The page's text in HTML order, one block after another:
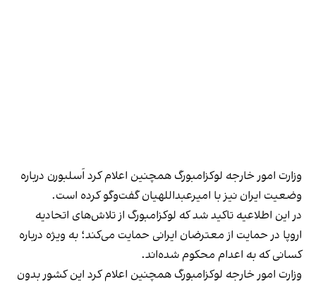
وزارت امور خارجه لوکزامبورگ همچنین اعلام کرد اَسلبورن درباره
وضعیت ایران نیز با امیرعبداللهیان گفت‌و‌گو کرده است.
در این اطلاعیه تاکید شد که لوکزامبورگ از تلاش‌های اتحادیه
اروپا در حمایت از معترضان ایرانی حمایت می‌کند؛ به ویژه درباره
کسانی که به اعدام محکوم شده‌اند.
وزارت امور خارجه لوکزامبورگ همچنین اعلام کرد این کشور بدون